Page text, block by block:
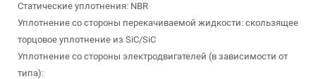
Статические уплотнения: NBR
Уплотнение со стороны перекачиваемой жидкости: скользящее
торцовое уплотнение из SiC/SiC
Уплотнение со стороны электродвигателей (в зависимости от
типа):